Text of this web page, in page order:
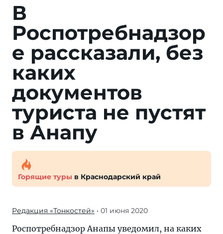
В
Роспотребнадзор
е рассказали, без
каких
документов
туриста не пустят
в Анапу
Горящие туры в Краснодарский край
Редакция «Тонкостей» • 01 июня 2020
Роспотребнадзор Анапы уведомил, на каких